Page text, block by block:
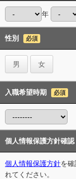
年
性別 必須
男 女
入職希望時期 必須
個人情報保護方針確認
個人情報保護方針を
れてください。